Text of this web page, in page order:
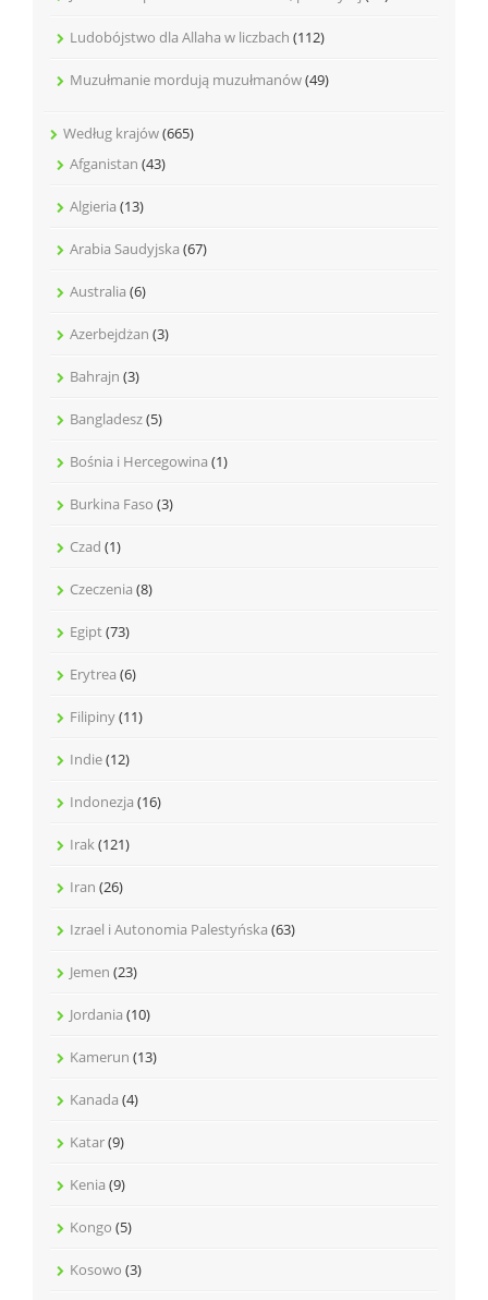
Ludobójstwo dla Allaha w liczbach (112)
Muzułmanie mordują muzułmanów(49)
Według krajów(665)
Afganistan (43)
Algieria (13)
Arabia Saudyjska (67)
Australia (6)
Azerbejdżan (3)
Bahrajn (3)
Bangladesz(5)
Bośnia i Hercegowina (1)
Burkina Faso (3)
Czad (1)
Czeczenia (8)
Egipt(73)
Erytrea (6)
Filipiny(11)
Indie(12)
Indonezja (16)
Irak(121)
Iran (26)
Izrael i Autonomia Palestyńska (63)
Jemen (23)
Jordania (10)
Kamerun (13)
Kanada (4)
Katar(9)
Kenia (9)
Kongo (5)
Kosowo (3)